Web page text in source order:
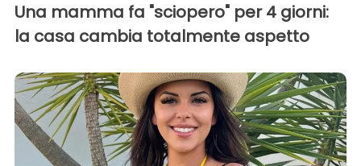
Una mamma fa "sciopero" per 4 giorni:
la casa cambia totalmente aspetto